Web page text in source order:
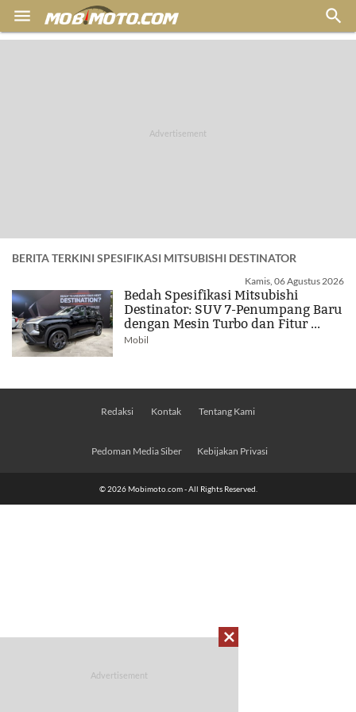
 
BERITA TERKINI SPESIFIKASI MITSUBISHI DESTINATOR
Kamis, 06 Agustus 2026
Bedah Spesifikasi Mitsubishi
Destinator: SUV 7-Penumpang Baru
dengan Mesin Turbo dan Fitur ...
Mobil
Redaksi Kontak Tentang Kami
Pedoman Media Siber Kebijakan Privasi
© 2026 Mobimoto.com - All Rights Reserved.
